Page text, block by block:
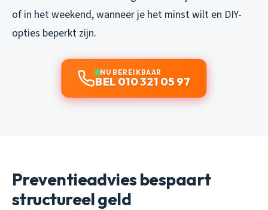
of in het weekend, wanneer je het minst wilt en DIY-
opties beperkt zijn.
NU BEREIKBAAR
BEL 010 321 05 97
Preventieadvies bespaart
structureel geld